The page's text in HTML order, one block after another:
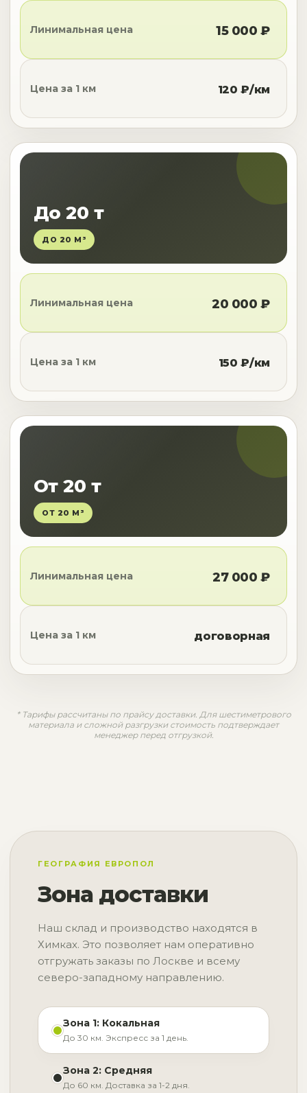
Линимальная цена 15 000 ₽
Цена за 1 км 120 ₽/км
До 20 т
ДО 20 М³
Линимальная цена 20 000 ₽
Цена за 1 км 150 ₽/км
От 20 т
ОТ 20 М³
Линимальная цена 27 000 ₽
Цена за 1 км договорная
* Тарифы рассчитаны по прайсу доставки. Для шестиметрового
материала и сложной разгрузки стоимость подтверждает
менеджер перед отгрузкой.
ГЕОГРАФИЯ ЕВРОПОЛ
Зона доставки
Наш склад и производство находятся в
Химках. Это позволяет нам оперативно
отгружать заказы по Лоскве и всему
северо-западному направлению.
Зона 1: Кокальная
До 30 км. Экспресс за 1 день.
Зона 2: Средняя
До 60 км. Доставка за 1-2 дня.